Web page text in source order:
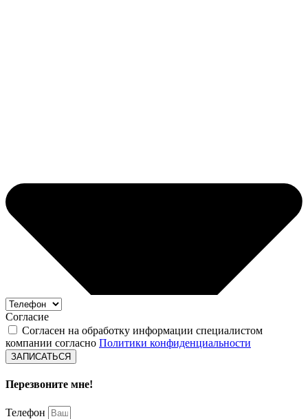
Согласие
Согласен на обработку информации специалистом
компании согласно Политики конфиденциальности
ЗАПИСАТЬСЯ
Перезвоните мне!
Телефон